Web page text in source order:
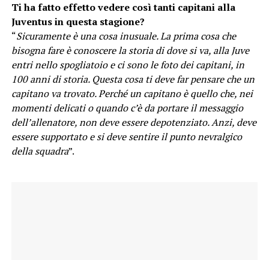
Ti ha fatto effetto vedere così tanti capitani alla
Juventus in questa stagione?
“Sicuramente è una cosa inusuale. La prima cosa che
bisogna fare è conoscere la storia di dove si va, alla Juve
entri nello spogliatoio e ci sono le foto dei capitani, in
100 anni di storia. Questa cosa ti deve far pensare che un
capitano va trovato. Perché un capitano è quello che, nei
momenti delicati o quando c’è da portare il messaggio
dell’allenatore, non deve essere depotenziato. Anzi, deve
essere supportato e si deve sentire il punto nevralgico
della squadra”.